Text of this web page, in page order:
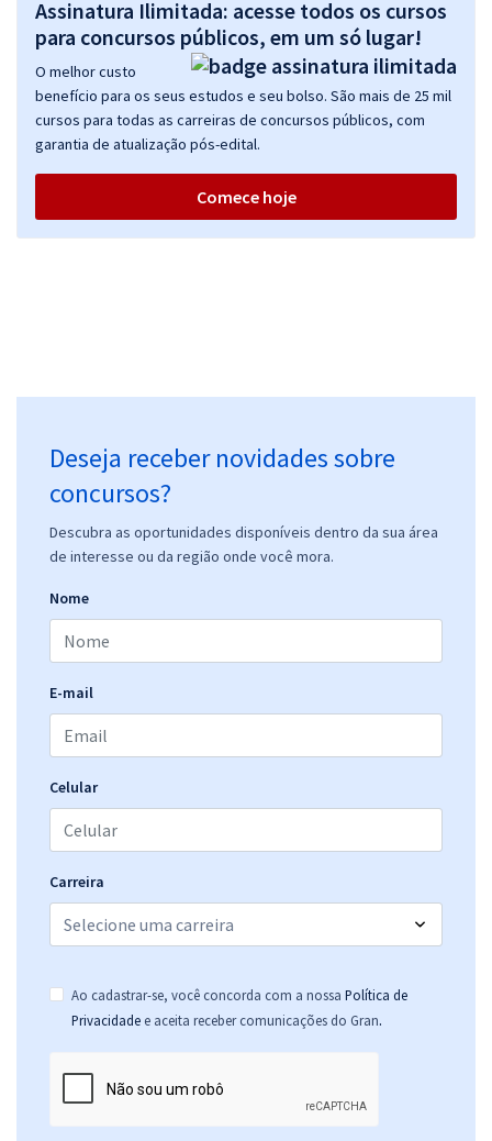
Assinatura Ilimitada: acesse todos os cursos
para concursos públicos, em um só lugar!
O melhor custo
benefício para os seus estudos e seu bolso. São mais de 25 mil
cursos para todas as carreiras de concursos públicos, com
garantia de atualização pós-edital.
Comece hoje
Deseja receber novidades sobre
concursos?
Descubra as oportunidades disponíveis dentro da sua área
de interesse ou da região onde você mora.
Nome
E-mail
Celular
Carreira
Ao cadastrar-se, você concorda com a nossa Política de
Privacidade e aceita receber comunicações do Gran.